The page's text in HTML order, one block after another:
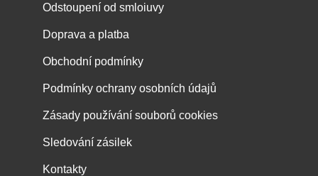
Odstoupení od smloiuvy
Doprava a platba
Obchodní podmínky
Podmínky ochrany osobních údajů
Zásady používání souborů cookies
Sledování zásilek
Kontakty